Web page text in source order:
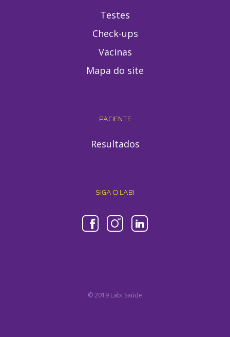
Testes
Check-ups
Vacinas
Mapa do site
PACIENTE
Resultados
SIGA O LABI
© 2019 Labi Saúde